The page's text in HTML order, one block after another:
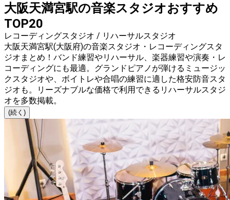
大阪天満宮駅の音楽スタジオおすすめ
TOP20
レコーディングスタジオ / リハーサルスタジオ
大阪天満宮駅(大阪府)の音楽スタジオ・レコーディングスタ
ジオまとめ！バンド練習やリハーサル、楽器練習や演奏・レ
コーディングにも最適。グランドピアノが弾けるミュージッ
クスタジオや、ボイトレや合唱の練習に適した格安防音スタ
ジオも。リーズナブルな価格で利用できるリハーサルスタジ
オを多数掲載。
(続く)